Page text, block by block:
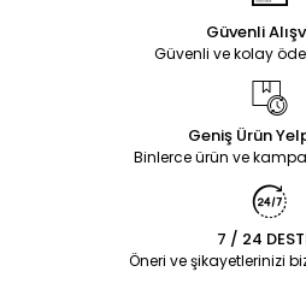
Güvenli
Güvenli ve kolay
Geniş Ürün
Binlerce ürün ve
7 / 24
Öneri ve şikayetlerinizi